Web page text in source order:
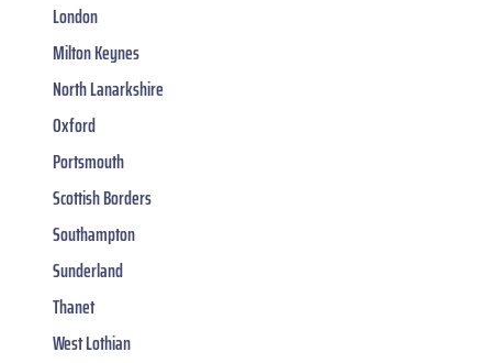
London
Milton Keynes
North Lanarkshire
Oxford
Portsmouth
Scottish Borders
Southampton
Sunderland
Thanet
West Lothian